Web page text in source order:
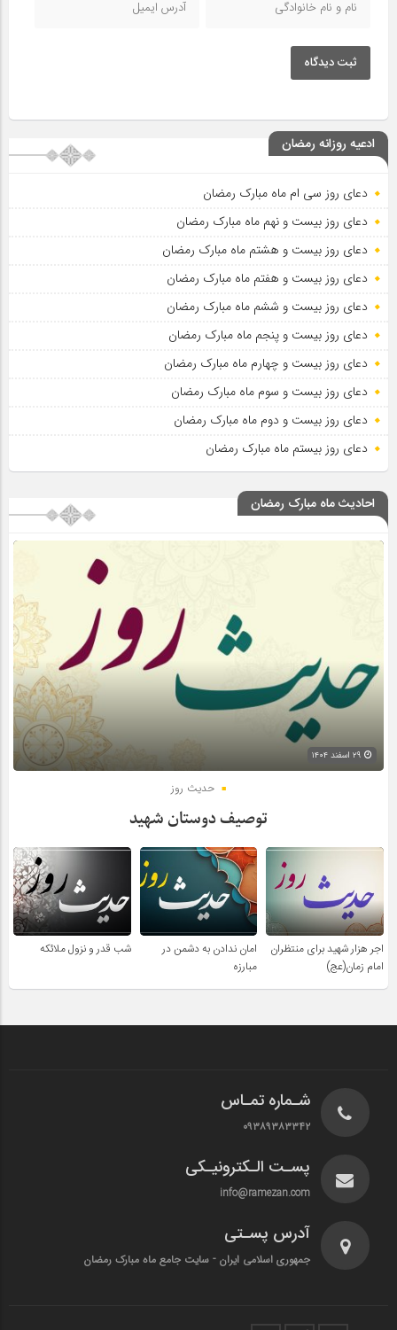
ثبت دیدگاه
ادعیه روزانه رمضان
دعای روز سی ام ماه مبارک رمضان
دعای روز بیست و نهم ماه مبارک رمضان
دعای روز بیست و هشتم ماه مبارک رمضان
دعای روز بیست و هفتم ماه مبارک رمضان
دعای روز بیست و ششم ماه مبارک رمضان
دعای روز بیست و پنجم ماه مبارک رمضان
دعای روز بیست و چهارم ماه مبارک رمضان
دعای روز بیست و سوم ماه مبارک رمضان
دعای روز بیست و دوم ماه مبارک رمضان
دعای روز بیستم ماه مبارک رمضان
احادیث ماه مبارک رمضان
حدیث روز
توصیف دوستان شهید
اجر هزار شهید برای منتظران
امام زمان(عج)
امان ندادن به دشمن در
مبارزه
شب قدر و نزول ملائکه
شـماره تمـاس
۰۹۳۸۹۳۸۳۳۴۲
پسـت الـکترونیـکی
info@ramezan.com
آدرس پسـتی
جمهوری اسلامی ایران - سایت جامع ماه مبارک رمضان